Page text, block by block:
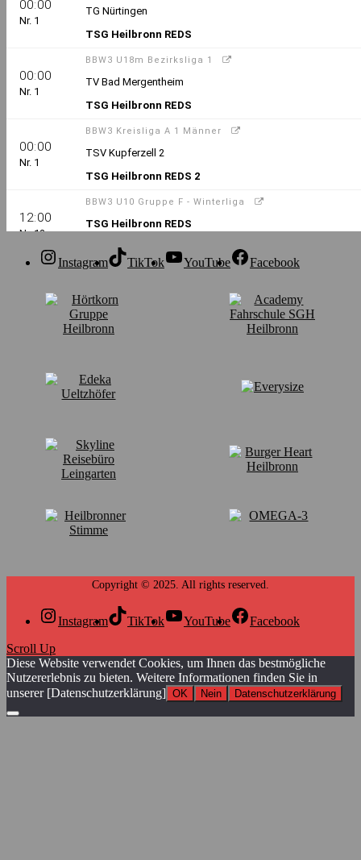
Instagram TikTok YouTube Facebook
Instagram TikTok YouTube
Facebook
Scroll Up
Diese Website verwendet Cookies, um Ihnen das bestmögliche
Nutzererlebnis zu bieten. Weitere Informationen finden Sie in
unserer [Datenschutzerklärung] OK Nein Datenschutzerklärung